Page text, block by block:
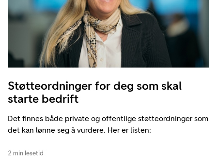
Støtteordninger for deg som skal
starte bedrift
Det finnes både private og offentlige støtteordninger som
det kan lønne seg å vurdere. Her er listen:
2 min lesetid